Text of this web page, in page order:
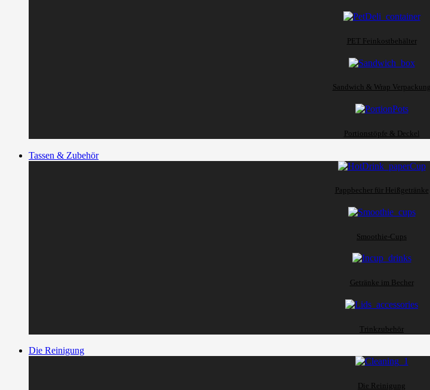
PET Feinkostbehälter
Sandwich & Wrap Verpackung
Portionstöpfe & Deckel
Tassen & Zubehör
Pappbecher für Heißgetränke
Smoothie-Cups
Getränke im Becher
Trinkzubehör
Die Reinigung
Die Reinigung